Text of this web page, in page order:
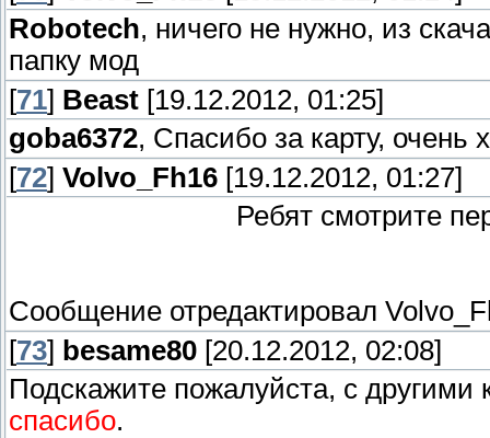
Robotech, ничего не нужно, из
папку мод
[71] Beast [19.12.2012, 01:25]
goba6372, Спасибо за карту,
[72] Volvo_Fh16 [19.12.2012, 01:27]
Ребят смотрите
Сообщение отредактировал
[73] besame80 [20.12.2012, 02:08]
Подскажите пожалуйста, с другими
спасибо.